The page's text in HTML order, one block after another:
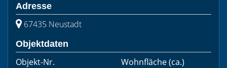
Adresse
67435 Neustadt
Objektdaten
Objekt-Nr.
Wohnfläche(ca.)